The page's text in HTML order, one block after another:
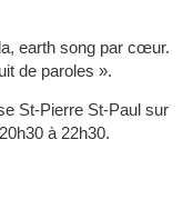
earth song par cœur.
de paroles ».
St-Pierre St-Paul sur
à 22h30.